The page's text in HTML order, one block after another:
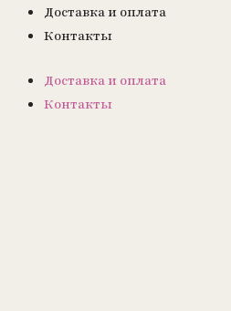
Доставка и оплата
Контакты
Доставка и оплата
Контакты